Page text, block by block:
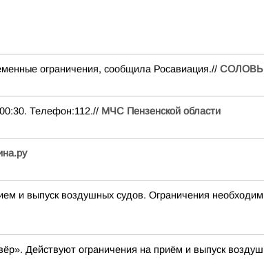
ограничения, сообщила Росавиация.//
Телефон:112.// МЧС Пензенской области
выпуск воздушных судов. Ограничения
Действуют ограничения на приём и выпуск